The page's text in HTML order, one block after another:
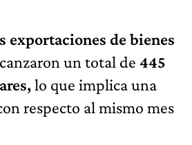
exportaciones de bienes
un total de 445
lo que implica una
respecto al mismo mes